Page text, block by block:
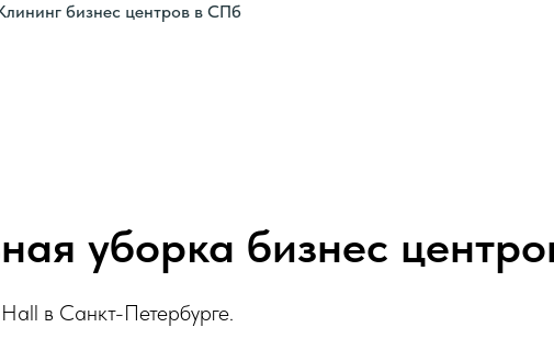
бизнес центров в СПб
уборка бизнес
в Санкт-Петербурге.